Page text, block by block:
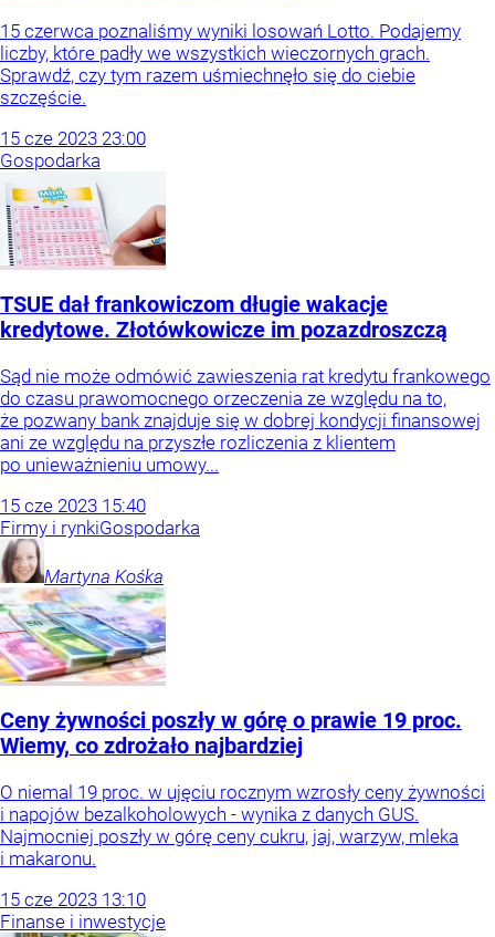
15 czerwca poznaliśmy wyniki losowań Lotto. Podajemy
liczby, które padły we wszystkich wieczornych grach.
Sprawdź, czy tym razem uśmiechnęło się do ciebie
szczęście.
15 cze 2023 23:00
Gospodarka
TSUE dał frankowiczom długie wakacje
kredytowe. Złotówkowicze im pozazdroszczą
Sąd nie może odmówić zawieszenia rat kredytu frankowego
do czasu prawomocnego orzeczenia ze względu na to,
że pozwany bank znajduje się w dobrej kondycji finansowej
ani ze względu na przyszłe rozliczenia z klientem
po unieważnieniu umowy...
15 cze 2023 15:40
Firmy i rynkiGospodarka
Martyna Kośka
Ceny żywności poszły w górę o prawie 19 proc.
Wiemy, co zdrożało najbardziej
O niemal 19 proc. w ujęciu rocznym wzrosły ceny żywności
i napojów bezalkoholowych - wynika z danych GUS.
Najmocniej poszły w górę ceny cukru, jaj, warzyw, mleka
i makaronu.
15 cze 2023 13:10
Finanse i inwestycje